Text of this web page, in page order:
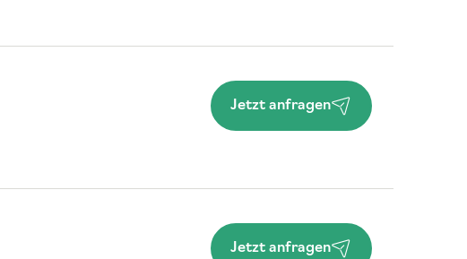
Jetzt anfragen
Jetzt anfragen